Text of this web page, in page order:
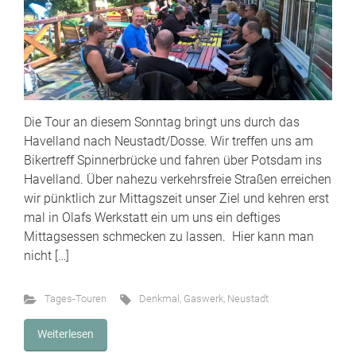
Die Tour an diesem Sonntag bringt uns durch das
Havelland nach Neustadt/Dosse. Wir treffen uns am
Bikertreff Spinnerbrücke und fahren über Potsdam ins
Havelland. Über nahezu verkehrsfreie Straßen erreichen
wir pünktlich zur Mittagszeit unser Ziel und kehren erst
mal in Olafs Werkstatt ein um uns ein deftiges
Mittagsessen schmecken zu lassen. Hier kann man
nicht […]
Tages-Touren Denkmal , Gaswerk, Neustadt
Weiterlesen